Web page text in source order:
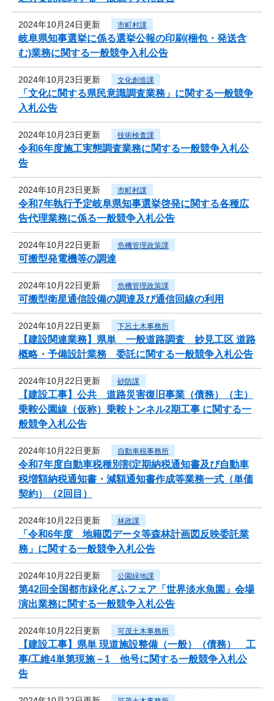
2024年10月24日更新 市町村課
岐阜県知事選挙に係る選挙公報の印刷(梱包・発送含
む)業務に関する一般競争入札公告
2024年10月23日更新 文化創造課
「文化に関する県民意識調査業務」に関する一般競争
入札公告
2024年10月23日更新 技術検査課
令和6年度施工実態調査業務に関する一般競争入札公
告
2024年10月23日更新 市町村課
令和7年執行予定岐阜県知事選挙啓発に関する各種広
告代理業務に係る一般競争入札公告
2024年10月22日更新 危機管理政策課
可搬型発電機等の調達
2024年10月22日更新 危機管理政策課
可搬型衛星通信設備の調達及び通信回線の利用
2024年10月22日更新 下呂土木事務所
【建設関連業務】県単 一般道路調査 妙見工区 道路
概略・予備設計業務 委託に関する一般競争入札公告
2024年10月22日更新 砂防課
【建設工事】公共 道路災害復旧事業（債務）（主）
乗鞍公園線（仮称）乗鞍トンネル2期工事 に関する一
般競争入札公告
2024年10月22日更新 自動車税事務所
令和7年度自動車税種別割定期納税通知書及び自動車
税増額納税通知書・減額通知書作成等業務一式（単価
契約）（2回目）
2024年10月22日更新 林政課
「令和6年度 地籍図データ等森林計画図反映委託業
務」に関する一般競争入札公告
2024年10月22日更新 公園緑地課
第42回全国都市緑化ぎふフェア「世界淡水魚園」会場
演出業務に関する一般競争入札公告
2024年10月22日更新 可茂土木事務所
【建設工事】県単 現道施設整備（一般）（債務） 工
事/工維4単第現施－1 他号に関する一般競争入札公
告